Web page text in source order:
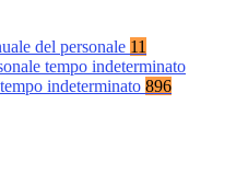
del personale 11
tempo indeterminato
indeterminato 896